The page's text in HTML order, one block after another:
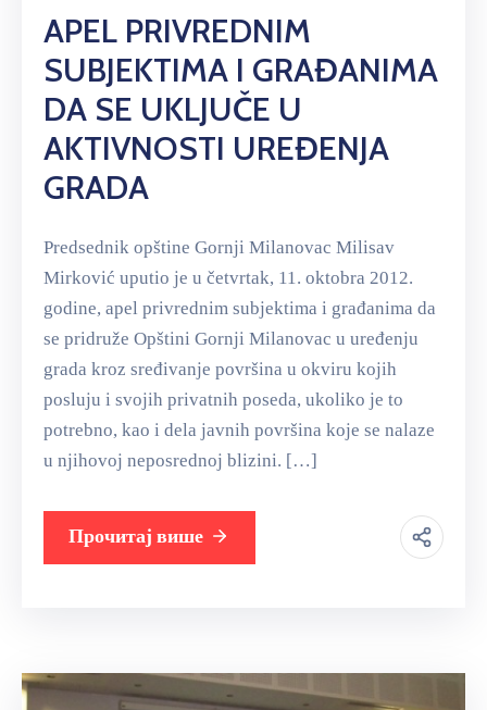
APEL PRIVREDNIM
SUBJEKTIMA I GRAĐANIMA
DA SE UKLJUČE U
AKTIVNOSTI UREĐENJA
GRADA
Predsednik opštine Gornji Milanovac Milisav
Mirković uputio je u četvrtak, 11. oktobra 2012.
godine, apel privrednim subjektima i građanima da
se pridruže Opštini Gornji Milanovac u uređenju
grada kroz sređivanje površina u okviru kojih
posluju i svojih privatnih poseda, ukoliko je to
potrebno, kao i dela javnih površina koje se nalaze
u njihovoj neposrednoj blizini. […]
Прочитај више